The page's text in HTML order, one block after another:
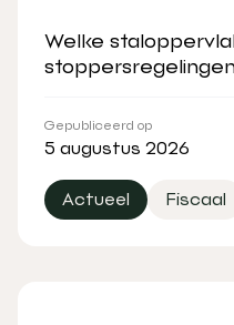
Welke
Gepubliceerd op
5 augustus 2026
Actueel Fiscaal